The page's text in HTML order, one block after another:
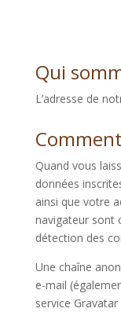
Qui
L’adresse de
Quand vous
données
ainsi que votre
navigateur sont
détection des
Une chaîne
e-mail
service